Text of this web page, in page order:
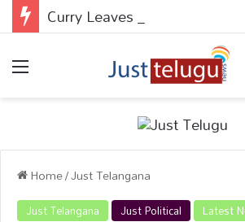
Home/Just Telangana
Just Telangana Just Political Latest